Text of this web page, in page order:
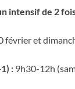
intensif de 2
février et
: 9h30-12h